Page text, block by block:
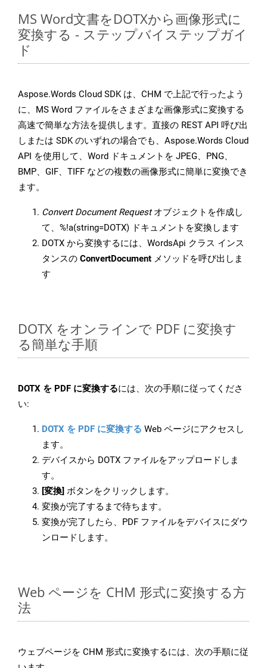
MS Word文書をDOTXから画像形式に
変換する - ステップバイステップガイ
ド
Aspose.Words Cloud SDK は、CHM で上記で行ったよう
に、MS Word ファイルをさまざまな画像形式に変換する
高速で簡単な方法を提供します。直接の REST API 呼び出
しまたは SDK のいずれの場合でも、Aspose.Words Cloud
API を使用して、Word ドキュメントを JPEG、PNG、
BMP、GIF、TIFF などの複数の画像形式に簡単に変換でき
ます。
Convert Document Requestオブジェクトを作成し
て、%!a(string=DOTX) ドキュメントを変換します
DOTX から変換するには、WordsApi クラス インス
タンスの ConvertDocument メソッドを呼び出しま
す
DOTX をオンラインで PDF に変換す
る簡単な手順
DOTX を PDF に変換するには、次の手順に従ってくださ
い:
DOTX を PDF に変換する Web ページにアクセスし
ます。
デバイスから DOTX ファイルをアップロードしま
す。
[変換] ボタンをクリックします。
変換が完了するまで待ちます。
変換が完了したら、PDF ファイルをデバイスにダウ
ンロードします。
Web ページを CHM 形式に変換する方
法
ウェブページを CHM 形式に変換するには、次の手順に従